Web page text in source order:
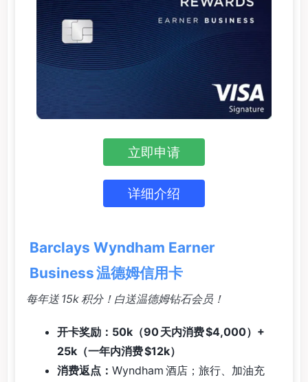
立即申请
详细介绍
Barclays Wyndham Earner
Business 温德姆信用卡
每年送 15k 积分！白送温德姆钻石会员！
开卡奖励：50k（90 天内消费 $4,000）+
25k（一年内消费 $12k）
消费返点： Wyndham 酒店；旅行、加油充